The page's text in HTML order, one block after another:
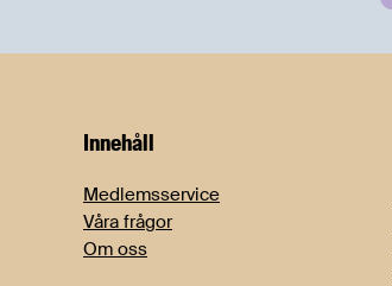
Innehåll
Medlemsservice
Våra frågor
Om oss